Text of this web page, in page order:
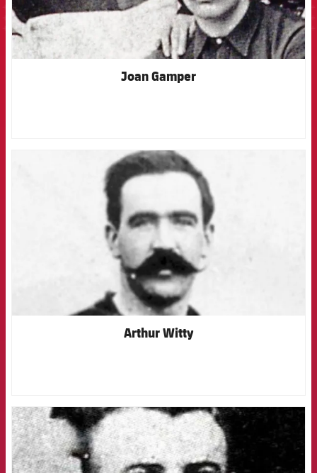
Joan Gamper
FCB Barcelona badge
Arthur Witty
FCB Barcelona badge